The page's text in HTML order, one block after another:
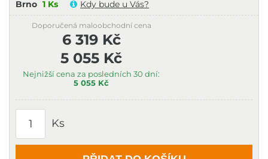
Brno 1 Ks Kdy bude u Vás?
5 055 Kč
Nejnižší cena za posledních 30 dní:
5 055 Kč
Doporučená maloobchodní cena
6 319 Kč
Ks